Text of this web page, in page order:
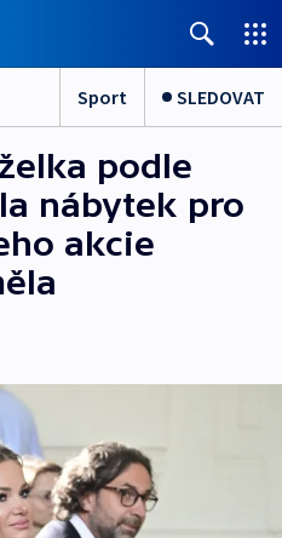
Sport SLEDOVAT
podle
nábytek pro
akcie